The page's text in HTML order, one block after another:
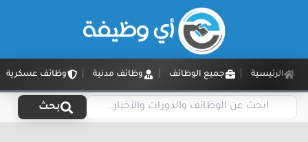
الرئيسية جميع الوظائف وظائف مدنية وظائف عسكرية
بحث